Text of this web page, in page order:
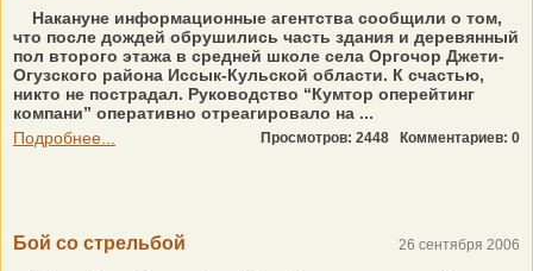
Накануне информационные агентства сообщили о том,
что после дождей обрушились часть здания и деревянный
пол второго этажа в средней школе села Оргочор Джети-
Огузского района Иссык-Кульской области. К счастью,
никто не пострадал. Руководство “Кумтор оперейтинг
компани” оперативно отреагировало на ...
Подробнее...
Просмотров: 2448 Комментариев: 0
Бой со стрельбой 26 сентября 2006